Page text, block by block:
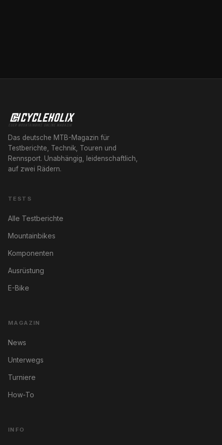
Das deutsche MTB-Magazin für
Testberichte, Technik, Touren und
Rennsport. Unabhängig, leidenschaftlich,
auf zwei Rädern.
TESTS
Alle Testberichte
Mountainbikes
Komponenten
Ausrüstung
E-Bike
MAGAZIN
News
Unterwegs
Turniere
How-To
INFO